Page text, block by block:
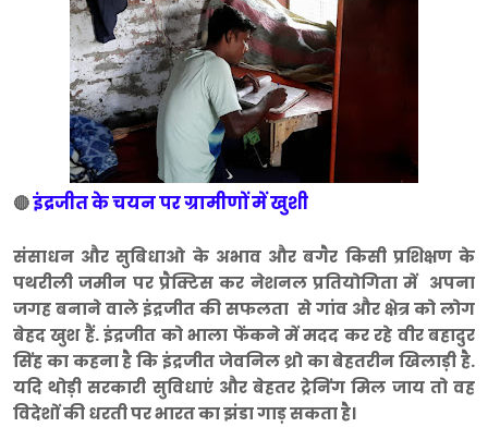
🔴इंद्रजीत के चयन पर ग्रामीणों में खुशी
संसाधन और सुबिधाओ के अभाव और बगैर किसी प्रशिक्षण के
पथरीली जमीन पर प्रैक्टिस कर नेशनल प्रतियोगिता में अपना
जगह बनाने वाले इंद्रजीत की सफलता से गांव और क्षेत्र को लोग
बेहद खुश हैं. इंद्रजीत को भाला फेंकने में मदद कर रहे वीर बहादुर
सिंह का कहना है कि इंद्रजीत जेवनिल थ्रो का बेहतरीन खिलाड़ी है.
यदि थोड़ी सरकारी सुविधाएं और बेहतर ट्रेनिंग मिल जाय तो वह
विदेशों की धरती पर भारत का झंडा गाड़ सकता है।